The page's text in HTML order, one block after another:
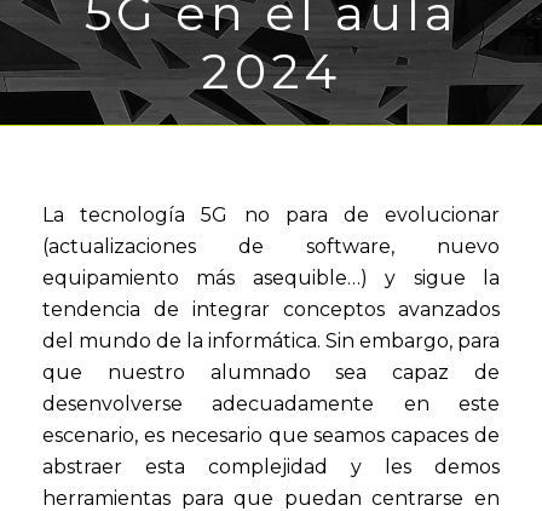
5G en el aula
2024
La tecnología 5G no para de evolucionar
(actualizaciones de software, nuevo
equipamiento más asequible…) y sigue la
tendencia de integrar conceptos avanzados
del mundo de la informática. Sin embargo, para
que nuestro alumnado sea capaz de
desenvolverse adecuadamente en este
escenario, es necesario que seamos capaces de
abstraer esta complejidad y les demos
herramientas para que puedan centrarse en